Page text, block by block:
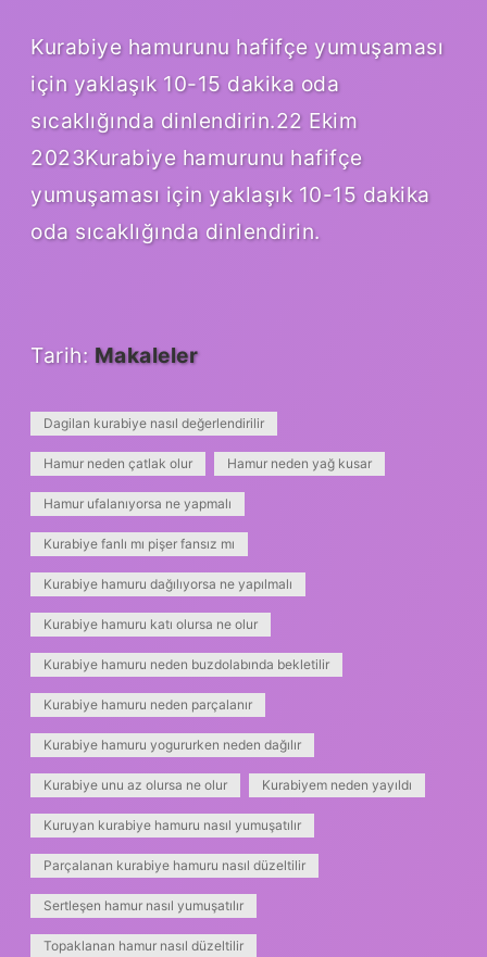
Kurabiye hamurunu hafifçe yumuşaması
için yaklaşık 10-15 dakika oda
sıcaklığında dinlendirin.22 Ekim
2023Kurabiye hamurunu hafifçe
yumuşaması için yaklaşık 10-15 dakika
oda sıcaklığında dinlendirin.
Tarih: Makaleler
Dagilan kurabiye nasıl değerlendirilir
Hamur neden çatlak olur Hamur neden yağ kusar
Hamur ufalanıyorsa ne yapmalı
Kurabiye fanlı mı pişer fansız mı
Kurabiye hamuru dağılıyorsa ne yapılmalı
Kurabiye hamuru katı olursa ne olur
Kurabiye hamuru neden buzdolabında bekletilir
Kurabiye hamuru neden parçalanır
Kurabiye hamuru yogururken neden dağılır
Kurabiye unu az olursa ne olur Kurabiyem neden yayıldı
Kuruyan kurabiye hamuru nasıl yumuşatılır
Parçalanan kurabiye hamuru nasıl düzeltilir
Sertleşen hamur nasıl yumuşatılır
Topaklanan hamur nasıl düzeltilir